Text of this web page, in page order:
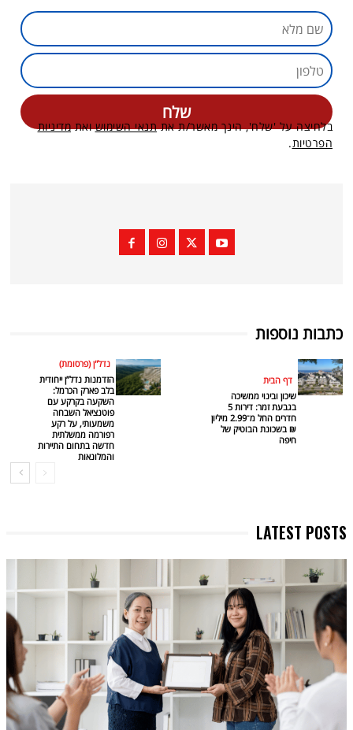
בלחיצה על 'שלח', הינך מאשר/ת אתתנאי השימושואתמדיניות
הפרטיות.
כתבות נוספות
דף הבית
שיכון ובינוי ממשיכה
בגבעת זמר: דירות 5
חדרים החל מ־2.99 מיליון
₪ בשכונת הבוטיק של
חיפה
נדל"ן (פרסומת)
הזדמנות נדל”ן ייחודית
בלב פארק הכרמל:
השקעה בקרקע עם
פוטנציאל השבחה
משמעותי, על רקע
רפורמה ממשלתית
חדשה בתחום התיירות
והמלונאות
LATEST POSTS